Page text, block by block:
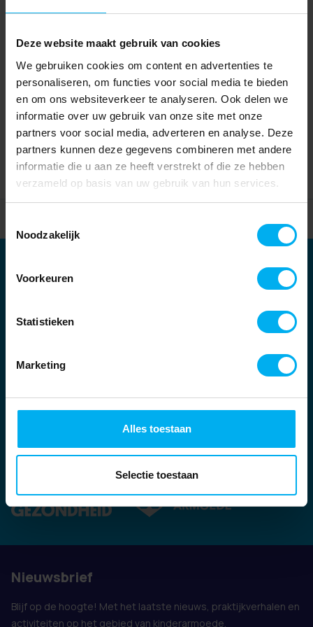
Deze website maakt gebruik van cookies
We gebruiken cookies om content en advertenties te
personaliseren, om functies voor social media te bieden
en om ons websiteverkeer te analyseren. Ook delen we
informatie over uw gebruik van onze site met onze
partners voor social media, adverteren en analyse. Deze
partners kunnen deze gegevens combineren met andere
informatie die u aan ze heeft verstrekt of die ze hebben
verzameld op basis van uw gebruik van hun services.
Noodzakelijk
Voorkeuren
Statistieken
Marketing
Alles toestaan
Selectie toestaan
Partners
Ook vertegenwoordigd door:
Nieuwsbrief
Blijf op de hoogte! Met het laatste nieuws, praktijkverhalen en
activiteiten op het gebied van kinderarmoede.